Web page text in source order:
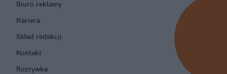
Biuro reklamy
Kariera
Skład redakcji
Kontakt
Rozrywka